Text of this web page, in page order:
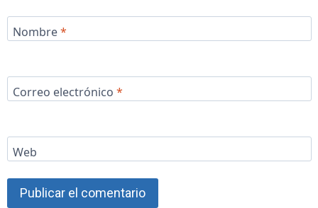
Nombre*
Correo electrónico *
Web